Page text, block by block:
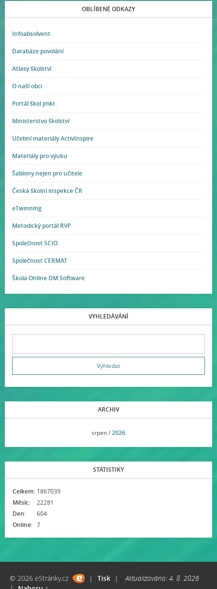
OBLÍBENÉ ODKAZY
Infoabsolvent
Databáze povolání
Atlasy školství
O naší obci
Portál škol jmkr.
Ministerstvo školství
Učební materiály ActivInspire
Materiály pro výuku
Šablony nejen pro učitele
Česká školní inspekce ČR
eTwinning
Metodický portál RVP
Společnost SCIO
Společnost CERMAT
Škola Online DM Software
VYHLEDÁVÁNÍ
ARCHIV
srpen /2026
STATISTIKY
Online: 7
Celkem: 1867039
Měsíc:
22281
Den:
604
© 2026 eStránky.cz | Tisk |
Aktualizováno: 4. 8. 2026